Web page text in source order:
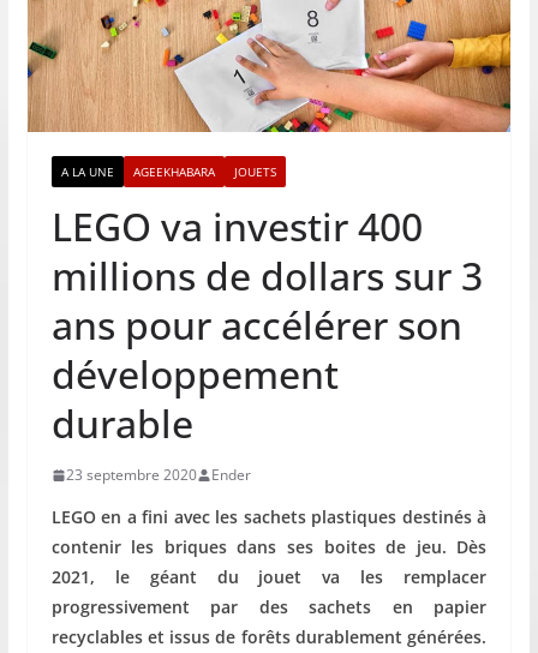
A LA UNE AGEEKHABARA JOUETS
LEGO va investir 400
millions de dollars sur 3
ans pour accélérer son
développement
durable
23 septembre 2020 Ender
LEGO en a fini avec les sachets plastiques destinés à
contenir les briques dans ses boites de jeu. Dès
2021, le géant du jouet va les remplacer
progressivement par des sachets en papier
recyclables et issus de forêts durablement générées.